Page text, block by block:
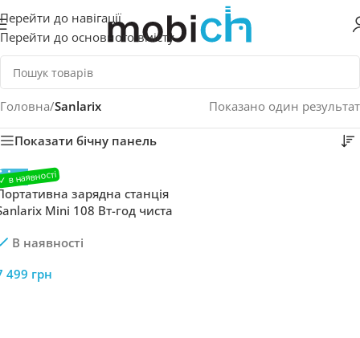
Перейти до навігації
Перейти до основного вмісту
Головна/Sanlarix Показано один результат
Показати бічну панель
зарядна станція
Mini 108 Вт-год чиста
В наявності
499 грн